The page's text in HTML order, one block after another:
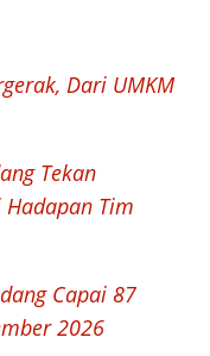
Dari UMKM
Tekan
Tim
Capai 87
2026